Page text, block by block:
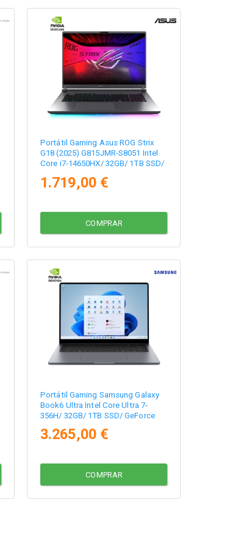
Portátil Gaming Asus ROG Strix
G18 (2025) G815JMR-S8051 Intel
Core i7-14650HX/ 32GB/ 1TB SSD/
Sistema Operativo
1.719,00 €
COMPRAR
Portátil Gaming Samsung Galaxy
Book6 Ultra Intel Core Ultra 7-
356H/ 32GB/ 1TB SSD/ GeForce
3.265,00 €
COMPRAR